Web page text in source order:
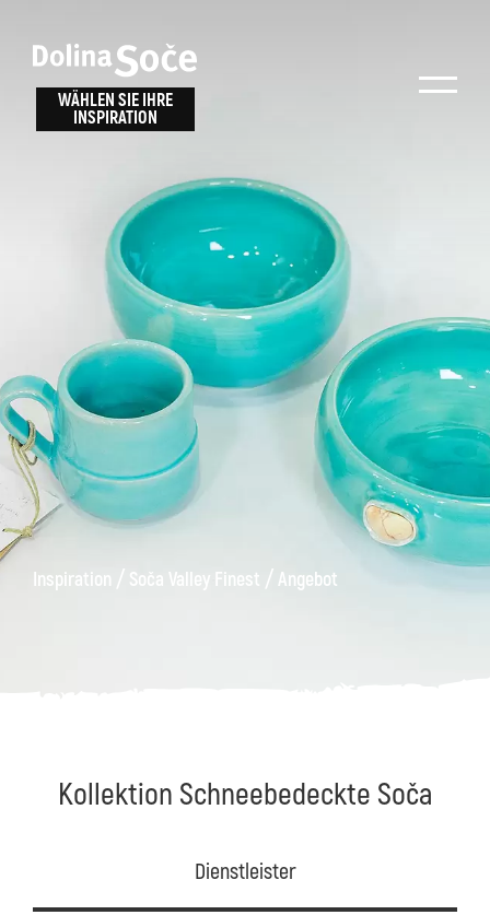
WÄHLEN SIE IHRE
INSPIRATION
Inspiration / Soča Valley Finest / Angebot
Inspiration
finden
Finden Sie Aktivitäten, Attraktionen und
Unterhaltungsmöglichkeiten im Soča-Tal
oder wählen Sie aus unseren Reisetipps.
Suche...
Wanderwege
Museum
von
Kobarid
Wählen Sie ein
Erlebnis
TOLMINER KLAMMEN
RIVER PASS JULIANA TRAIL
ALPE ADRIA TRAIL
Kollektion Schneebedeckte Soča
Dienstleister